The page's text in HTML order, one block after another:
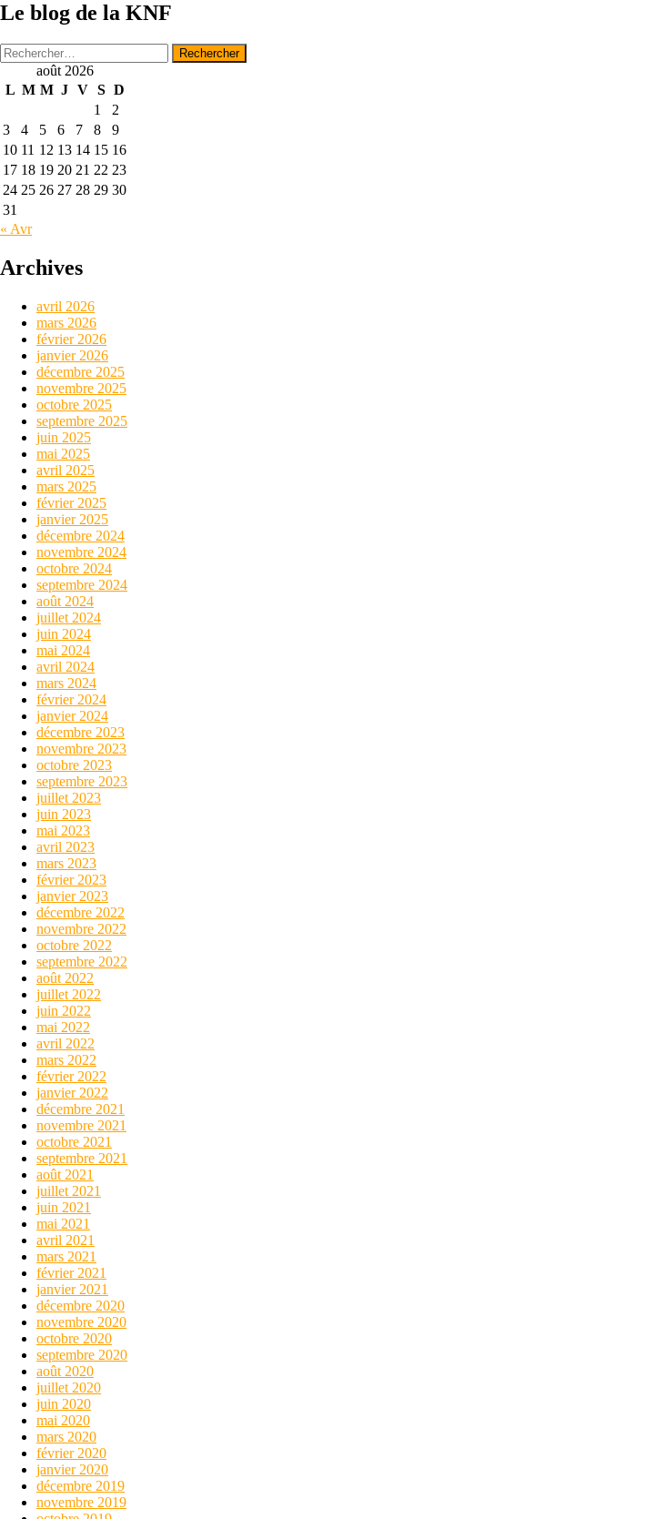
Le blog de la KNF
Rechercher :
août 2026
L M M J V S D
1
2
3
4 5 6 7 8
9
10 11 12 13 14 15 16
17 18 19 20 21 22 23
24 25 26 27 28 29 30
31
« Avr
Archives
avril 2026
mars 2026
février 2026
janvier 2026
décembre 2025
novembre 2025
octobre 2025
septembre 2025
juin 2025
mai 2025
avril 2025
mars 2025
février 2025
janvier 2025
décembre 2024
novembre 2024
octobre 2024
septembre 2024
août 2024
juillet 2024
juin 2024
mai 2024
avril 2024
mars 2024
février 2024
janvier 2024
décembre 2023
novembre 2023
octobre 2023
septembre 2023
juillet 2023
juin 2023
mai 2023
avril 2023
mars 2023
février 2023
janvier 2023
décembre 2022
novembre 2022
octobre 2022
septembre 2022
août 2022
juillet 2022
juin 2022
mai 2022
avril 2022
mars 2022
février 2022
janvier 2022
décembre 2021
novembre 2021
octobre 2021
septembre 2021
août 2021
juillet 2021
juin 2021
mai 2021
avril 2021
mars 2021
février 2021
janvier 2021
décembre 2020
novembre 2020
octobre 2020
septembre 2020
août 2020
juillet 2020
juin 2020
mai 2020
mars 2020
février 2020
janvier 2020
décembre 2019
novembre 2019